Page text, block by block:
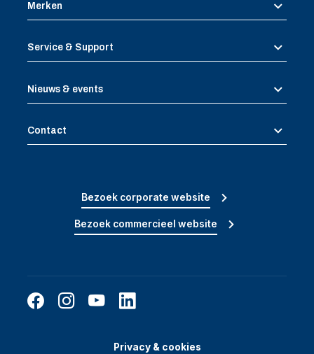
Merken
Service & Support
Nieuws & events
Contact
Bezoek corporate website
Bezoek commercieel website
Privacy & cookies